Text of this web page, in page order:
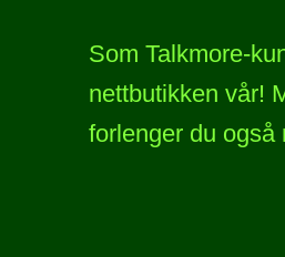
Som Talkmore-
nettbutikken vår!
forlenger du også